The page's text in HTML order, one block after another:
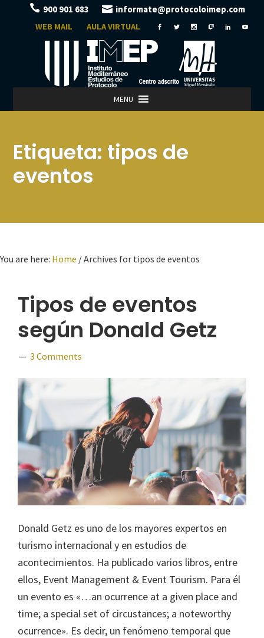
900 901 683 informate@protocoloimep.com
WEB MAIL AULA VIRTUAL
MENU
Etiqueta:tipos de
eventos
You are here: Home /Archives for tipos de eventos
Tipos de eventos
según Donald Getz
3 Comments
Donald Getz es uno de los mayores expertos en
turismo internacional y en estudios de
acontecimientos. Ha publicado varios libros, entre
ellos, Event Management & Event Tourism. Para él
un evento es «…an ocurrence at a given place and
time; a special set of circustances; a noteworthy
ocurrence». Es decir, un fenómeno temporal que